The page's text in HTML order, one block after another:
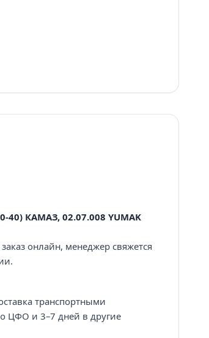
40) КАМАЗ, 02.07.008 YUMAK
онлайн, менеджер свяжется
транспортными
ЦФО и 3–7 дней в другие